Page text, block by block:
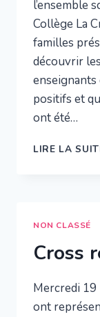
l’ensemble
Collège La
familles
découvrir
positifs et
ont été…
LIRE LA
NON CLASSÉ
Cross
Mercredi 19
ont